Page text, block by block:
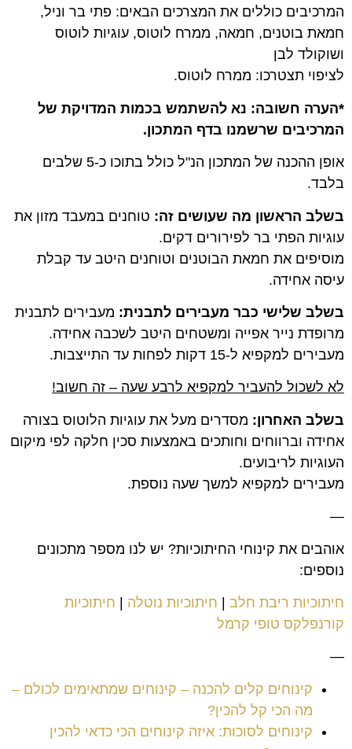
המרכיבים כוללים את המצרכים הבאים: פתי בר וניל,
חמאת בוטנים, חמאה, ממרח לוטוס, עוגיות לוטוס
ושוקולד לבן
לציפוי תצטרכו: ממרח לוטוס.
*הערה חשובה: נא להשתמש בכמות המדויקת של
המרכיבים שרשמנו בדף המתכון.
אופן ההכנה של המתכון הנ"ל כולל בתוכו כ-5 שלבים
בלבד.
בשלב הראשון מה שעושים זה: טוחנים במעבד מזון את
עוגיות הפתי בר לפירורים דקים.
מוסיפים את חמאת הבוטנים וטוחנים היטב עד קבלת
עיסה אחידה.
בשלב שלישי כבר מעבירים לתבנית: מעבירים לתבנית
מרופדת נייר אפייה ומשטחים היטב לשכבה אחידה.
מעבירים למקפיא ל-15 דקות לפחות עד התייצבות.
לא לשכול להעביר למקפיא לרבע שעה – זה חשוב!
בשלב האחרון: מסדרים מעל את עוגיות הלוטוס בצורה
אחידה וברווחים וחותכים באמצעות סכין חלקה לפי מיקום
העוגיות לריבועים.
מעבירים למקפיא למשך שעה נוספת.
—
אוהבים את קינוחי החיתוכיות? יש לנו מספר מתכונים
נוספים:
חיתוכיות ריבת חלב | חיתוכיות נוטלה | חיתוכיות
קורנפלקס טופי קרמל
—
קינוחים קלים להכנה – קינוחים שמתאימים לכולם –
מה הכי קל להכין?
קינוחים לסוכות: איזה קינוחים הכי כדאי להכין